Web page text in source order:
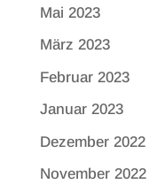
Mai 2023
März 2023
Februar 2023
Januar 2023
Dezember 2022
November 2022